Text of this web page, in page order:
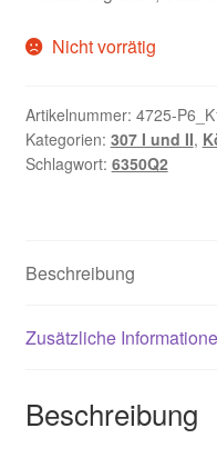
Nicht vorrätig
Artikelnummer: 4725-
Kategorien: 307 I und II,
Schlagwort: 6350Q2
Beschreibung
Zusätzliche
Beschreibung